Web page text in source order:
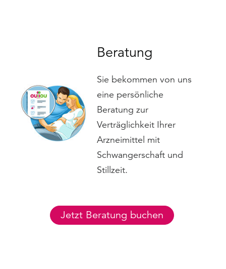
Beratung
Sie bekommen von uns
eine persönliche
Beratung zur
Verträglichkeit Ihrer
Arzneimittel mit
Schwangerschaft und
Stillzeit.
Jetzt Beratung buchen